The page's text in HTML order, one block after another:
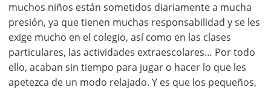
muchos niños están sometidos diariamente a mucha
presión, ya que tienen muchas responsabilidad y se les
exige mucho en el colegio, así como en las clases
particulares, las actividades extraescolares… Por todo
ello, acaban sin tiempo para jugar o hacer lo que les
apetezca de un modo relajado. Y es que los pequeños,